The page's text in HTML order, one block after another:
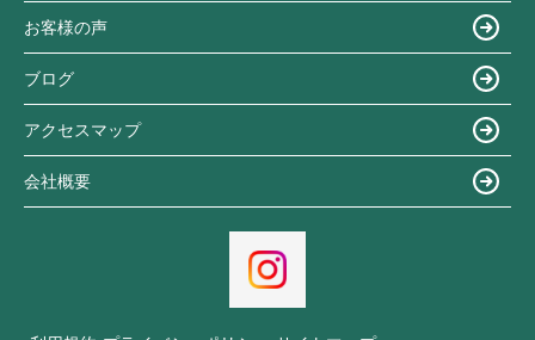
お客様の声
ブログ
アクセスマップ
会社概要